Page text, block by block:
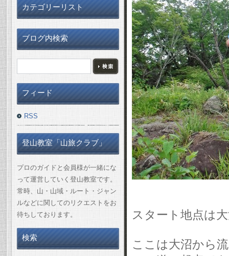
スタート地点は
ここは大沼から
カテゴリーリスト
ブログ内検索
フィード
RSS
登山教室「山旅クラブ」
プロのガイドと会員様が一緒にな
って運営していく登山教室です。
常時、山・山域・ルート・ジャン
ルなどに関してのリクエストをお
待ちしております。
検索